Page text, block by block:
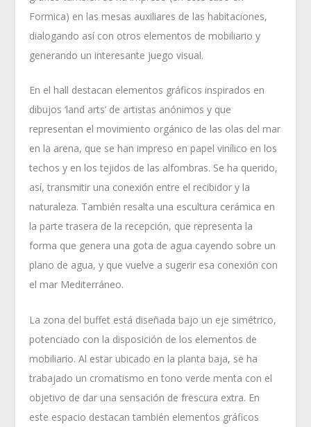
Formica) en las mesas auxiliares de las habitaciones,
dialogando así con otros elementos de mobiliario y
generando un interesante juego visual.
En el hall destacan elementos gráficos inspirados en
dibujos ‘land arts’ de artistas anónimos y que
representan el movimiento orgánico de las olas del mar
en la arena, que se han impreso en papel vinílico en los
techos y en los tejidos de las alfombras. Se ha querido,
así, transmitir una conexión entre el recibidor y la
naturaleza. También resalta una escultura cerámica en
la parte trasera de la recepción, que representa la
forma que genera una gota de agua cayendo sobre un
plano de agua, y que vuelve a sugerir esa conexión con
el mar Mediterráneo.
La zona del buffet está diseñada bajo un eje simétrico,
potenciado con la disposición de los elementos de
mobiliario. Al estar ubicado en la planta baja, se ha
trabajado un cromatismo en tono verde menta con el
objetivo de dar una sensación de frescura extra. En
este espacio destacan también elementos gráficos